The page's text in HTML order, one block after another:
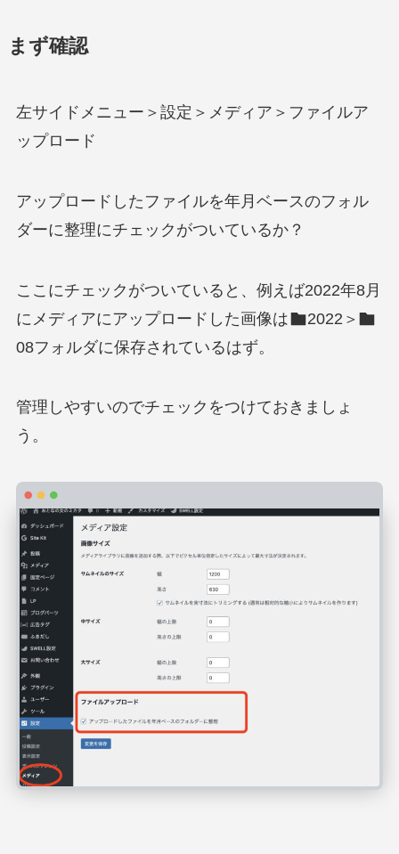
まず確認
左サイドメニュー＞設定＞メディア＞ファイルア
ップロード
アップロードしたファイルを年月ベースのフォル
ダーに整理にチェックがついているか？
ここにチェックがついていると、例えば2022年8月
にメディアにアップロードした画像は
2022＞
08フォルダに保存されているはず。
管理しやすいのでチェックをつけておきましょ
う。